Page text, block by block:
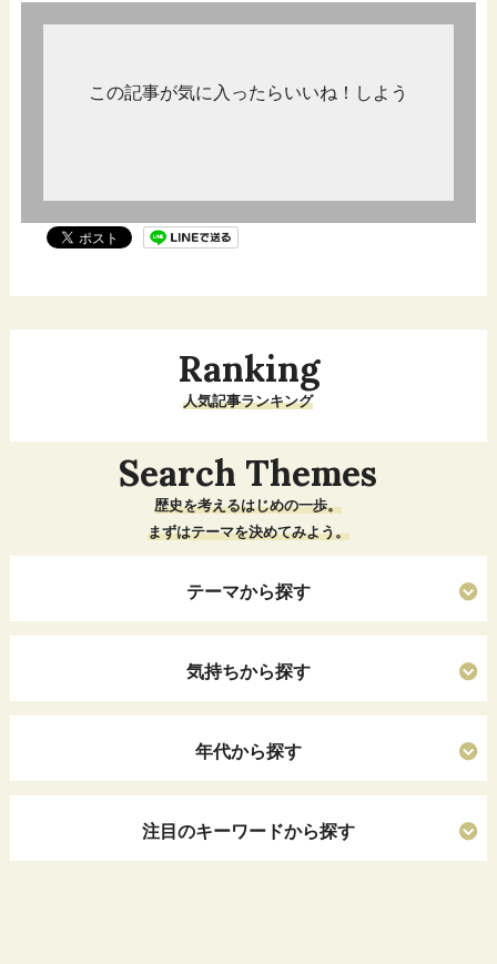
この記事が気に入ったらいいね！しよう
Ranking
人気記事ランキング
Search Themes
歴史を考えるはじめの一歩。
まずはテーマを決めてみよう。
テーマから探す
気持ちから探す
年代から探す
注目のキーワードから探す